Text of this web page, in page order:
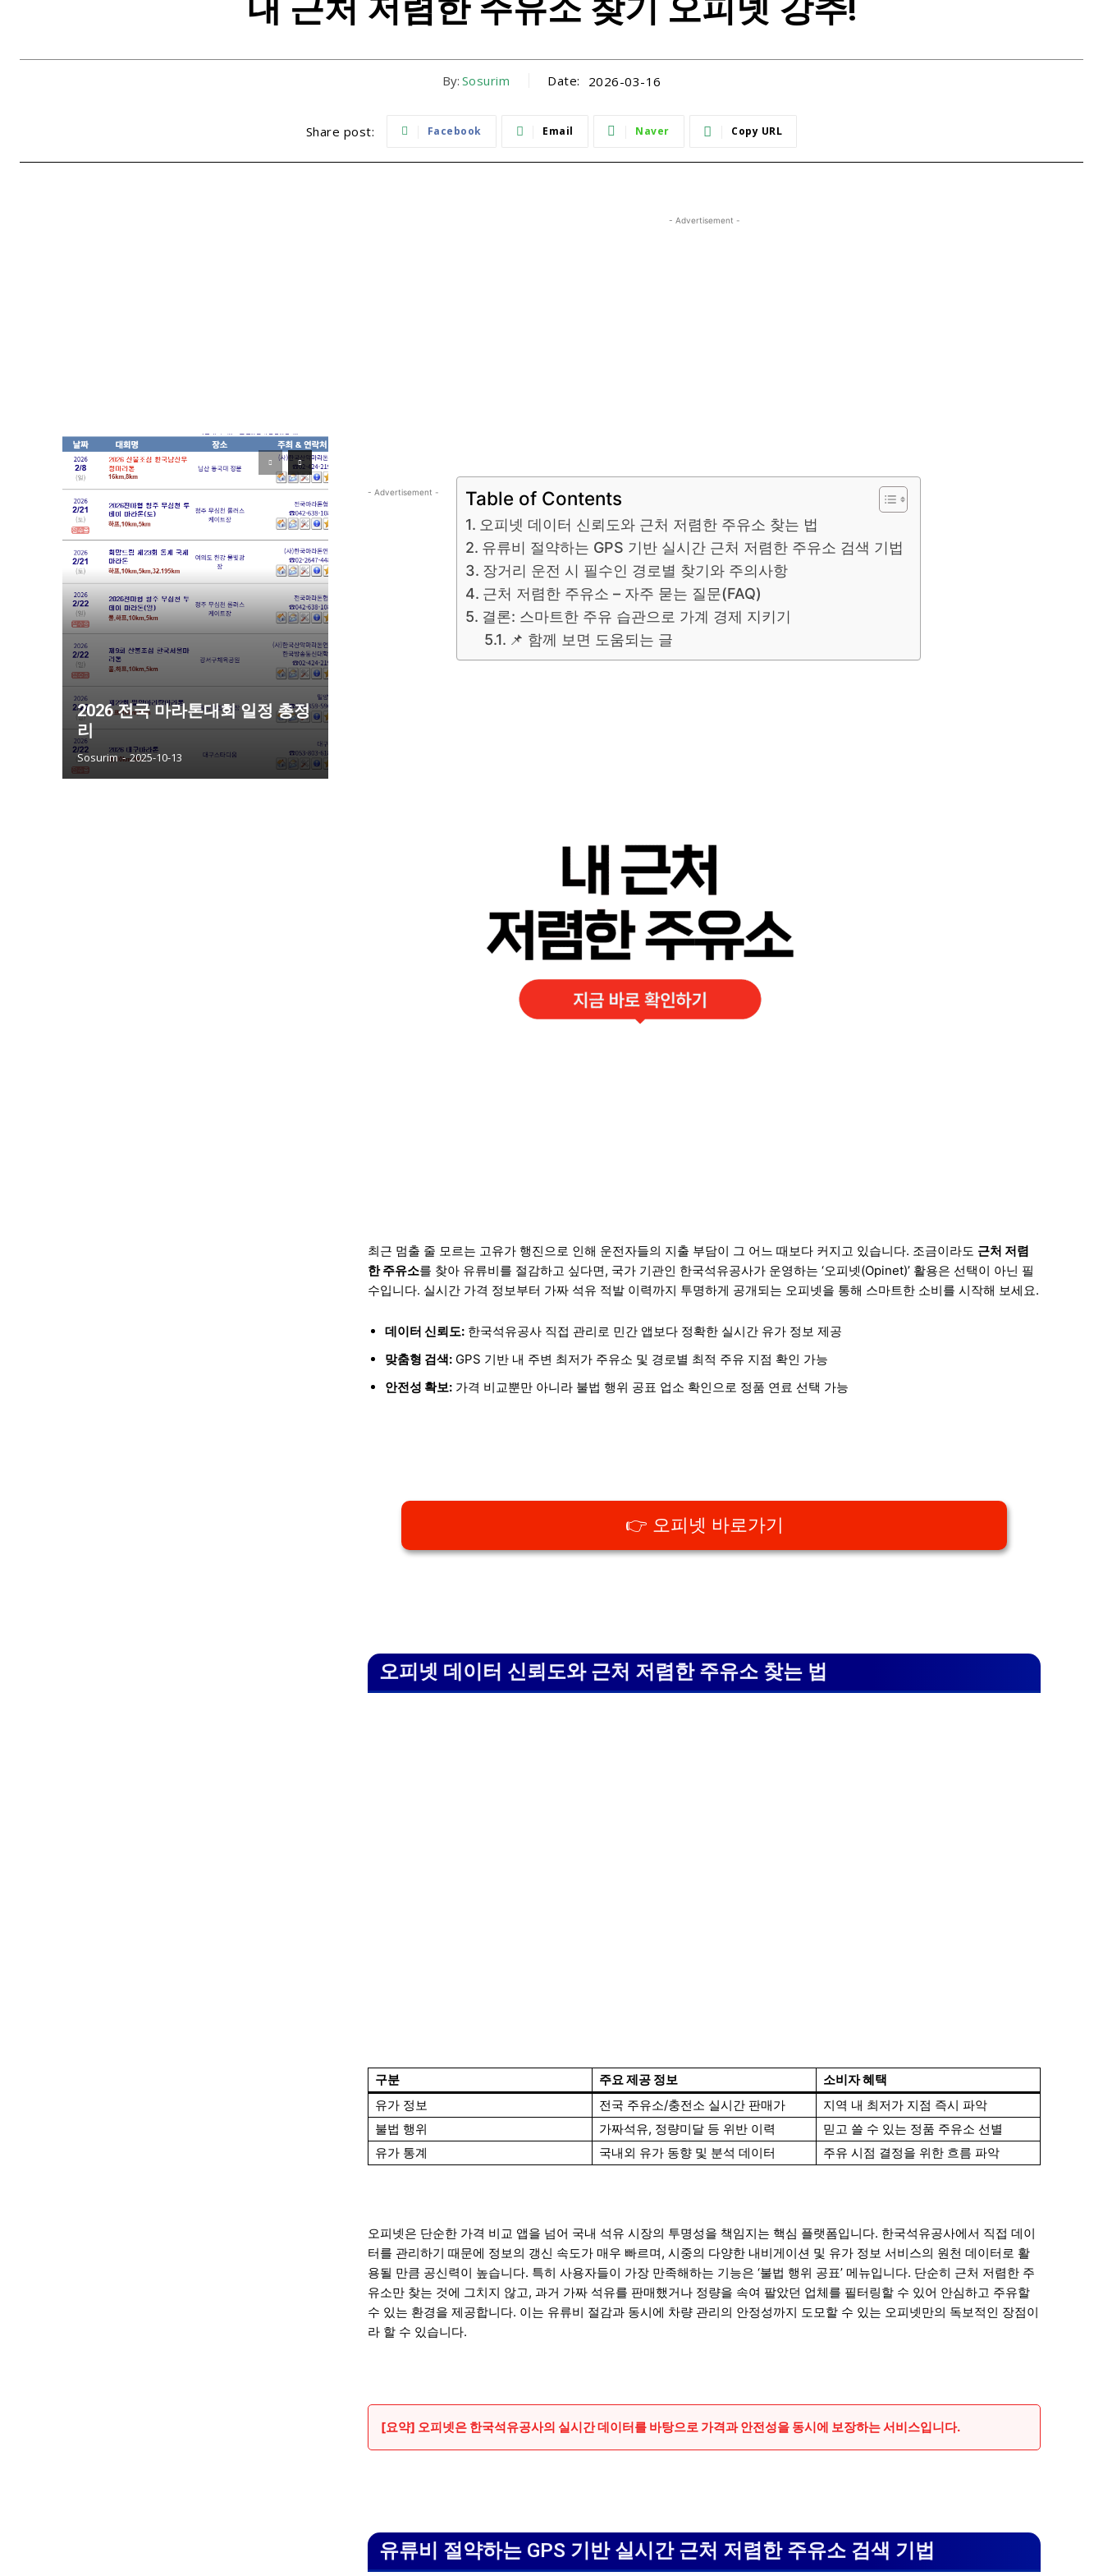
내 근처 저렴한 주유소 찾기 오피넷 강추!
By: Sosurim Date: 2026-03-16
Share post: Facebook Email Naver Copy URL
2026 전국 마라톤대회 일정 총정
리
Sosurim - 2025-10-13
- Advertisement -
- Advertisement - Table of Contents
오피넷 데이터 신뢰도와 근처 저렴한 주유소 찾는 법
유류비 절약하는 GPS 기반 실시간 근처 저렴한 주유소 검색 기법
장거리 운전 시 필수인 경로별 찾기와 주의사항
근처 저렴한 주유소 – 자주 묻는 질문(FAQ)
결론: 스마트한 주유 습관으로 가계 경제 지키기
📌 함께 보면 도움되는 글
최근 멈출 줄 모르는 고유가 행진으로 인해 운전자들의 지출 부담이 그 어느 때보다 커지고 있습니다. 조금이라도 근처 저렴
한 주유소를 찾아 유류비를 절감하고 싶다면, 국가 기관인 한국석유공사가 운영하는 ‘오피넷(Opinet)’ 활용은 선택이 아닌 필
수입니다. 실시간 가격 정보부터 가짜 석유 적발 이력까지 투명하게 공개되는 오피넷을 통해 스마트한 소비를 시작해 보세요.
데이터 신뢰도: 한국석유공사 직접 관리로 민간 앱보다 정확한 실시간 유가 정보 제공
맞춤형 검색: GPS 기반 내 주변 최저가 주유소 및 경로별 최적 주유 지점 확인 가능
안전성 확보: 가격 비교뿐만 아니라 불법 행위 공표 업소 확인으로 정품 연료 선택 가능
👉 오피넷 바로가기
오피넷 데이터 신뢰도와 근처 저렴한 주유소 찾는 법
구분 주요 제공 정보
소비자 혜택
유가 정보
전국 주유소/충전소 실시간 판매가
지역 내 최저가 지점 즉시 파악
불법 행위
가짜석유, 정량미달 등 위반 이력
믿고 쓸 수 있는 정품 주유소 선별
유가 통계
국내외 유가 동향 및 분석 데이터 주유 시점 결정을 위한 흐름 파악
오피넷은 단순한 가격 비교 앱을 넘어 국내 석유 시장의 투명성을 책임지는 핵심 플랫폼입니다. 한국석유공사에서 직접 데이
터를 관리하기 때문에 정보의 갱신 속도가 매우 빠르며, 시중의 다양한 내비게이션 및 유가 정보 서비스의 원천 데이터로 활
용될 만큼 공신력이 높습니다. 특히 사용자들이 가장 만족해하는 기능은 ‘불법 행위 공표’ 메뉴입니다. 단순히 근처 저렴한 주
유소만 찾는 것에 그치지 않고, 과거 가짜 석유를 판매했거나 정량을 속여 팔았던 업체를 필터링할 수 있어 안심하고 주유할
수 있는 환경을 제공합니다. 이는 유류비 절감과 동시에 차량 관리의 안정성까지 도모할 수 있는 오피넷만의 독보적인 장점이
라 할 수 있습니다.
[요약] 오피넷은 한국석유공사의 실시간 데이터를 바탕으로 가격과 안전성을 동시에 보장하는 서비스입니다.
유류비 절약하는 GPS 기반 실시간 근처 저렴한 주유소 검색 기법